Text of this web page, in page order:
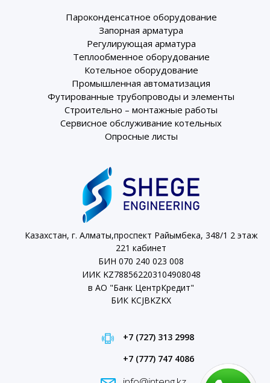
Пароконденсатное оборудование
Запорная арматура
Регулирующая арматура
Теплообменное оборудование
Котельное оборудование
Промышленная автоматизация
Футированные трубопроводы и элементы
Строительно – монтажные работы
Сервисное обслуживание котельных
Опросные листы
Казахстан, г. Алматы,проспект Райымбека, 348/1 2 этаж
221 кабинет
БИН 070 240 023 008
ИИК KZ788562203104908048
в АО "Банк ЦентрКредит"
БИК KCJBKZKX
+7 (727) 313 2998
+7 (777) 747 4086